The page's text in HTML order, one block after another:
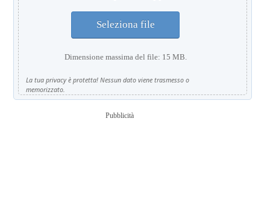
Seleziona file
Dimensione massima del file: 15 MB.
La tua privacy è protetta! Nessun dato viene trasmesso o
memorizzato.
Pubblicità